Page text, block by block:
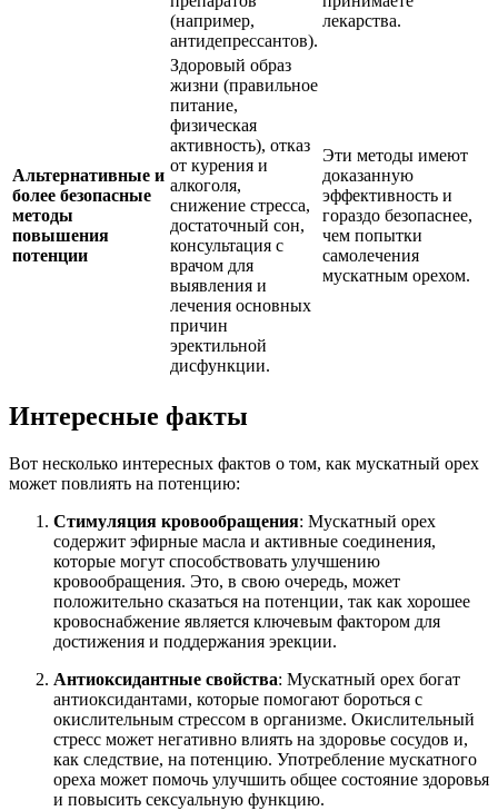
(например,
антидепрессантов).
лекарства.
Альтернативные и
более безопасные
методы
повышения
потенции
Здоровый образ
жизни (правильное
питание,
физическая
активность), отказ
от курения и
алкоголя,
снижение стресса,
достаточный сон,
консультация с
врачом для
выявления и
лечения основных
причин
эректильной
дисфункции.
Эти методы имеют
доказанную
эффективность и
гораздо безопаснее,
чем попытки
самолечения
мускатным орехом.
Интересные факты
Вот несколько интересных фактов о том, как мускатный орех
может повлиять на потенцию:
Стимуляция кровообращения: Мускатный орех
содержит эфирные масла и активные соединения,
которые могут способствовать улучшению
кровообращения. Это, в свою очередь, может
положительно сказаться на потенции, так как хорошее
кровоснабжение является ключевым фактором для
достижения и поддержания эрекции.
Антиоксидантные свойства: Мускатный орех богат
антиоксидантами, которые помогают бороться с
окислительным стрессом в организме. Окислительный
стресс может негативно влиять на здоровье сосудов и,
как следствие, на потенцию. Употребление мускатного
ореха может помочь улучшить общее состояние здоровья
и повысить сексуальную функцию.